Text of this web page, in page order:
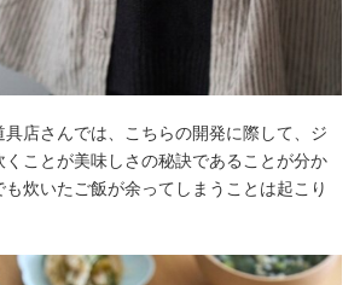
店さんでは、こちらの開発に際して、ジ
くことが美味しさの秘訣であることが分か
炊いたご飯が余ってしまうことは起こり